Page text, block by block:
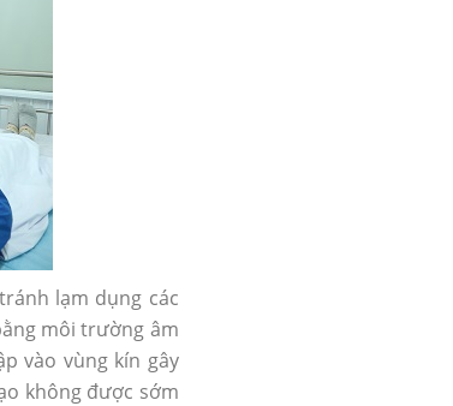
lạm dụng các
môi trường âm
vào vùng kín gây
không được sớm